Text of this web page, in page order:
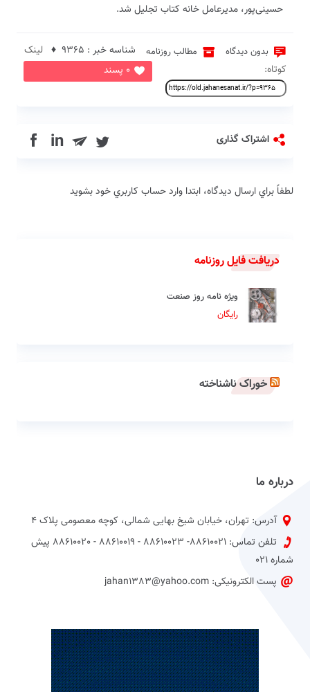
حسینی‌پور، مدیرعامل خانه کتاب تجلیل شد.
بدون دیدگاه مطالب روزنامه
0 پسند
شناسه خبر : 9365 ♦
لینک
کوتاه:
اشتراک گذاری in
لطفاً براي ارسال دیدگاه، ابتدا وارد حساب كاربري خود بشويد
دریافت فایل روزنامه
ویژه نامه روز صنعت
رایگان
خوراک ناشناخته
درباره ما
آدرس: تهران، خیابان شیخ بهایی شمالی، کوچه معصومی پلاک 4
تلفن تماس: 88610021- 88610023 - 88610019 - 88610020 پیش
شماره 021
پست الکترونیکی: jahan1383@yahoo.com